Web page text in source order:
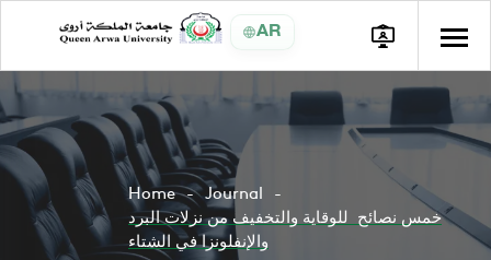
AR
Home
Journal
خمس نصائح للوقاية والتخفيف من نزلات البرد
والإنفلونزا في الشتاء